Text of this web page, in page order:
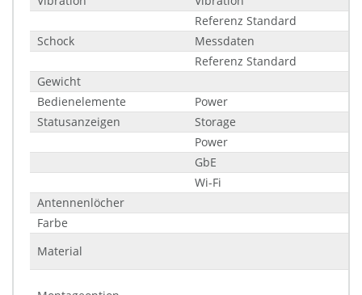
Referenz Standard
Schock
Messdaten
Referenz Standard
Gewicht
Bedienelemente
Power
Statusanzeigen
Storage
Power
GbE
Wi-Fi
Antennenlöcher
Farbe
Material